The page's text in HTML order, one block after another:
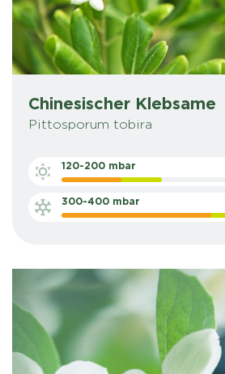
Chinesischer Klebsame
Pittosporum tobira
120-200 mbar
300-400 mbar